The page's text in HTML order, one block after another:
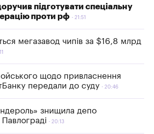
підготувати спеціальну
проти рф
21:51
мегазавод чипів за $16,8 млрд
щодо привласнення
передали до суду
20:46
знищила депо
20:13